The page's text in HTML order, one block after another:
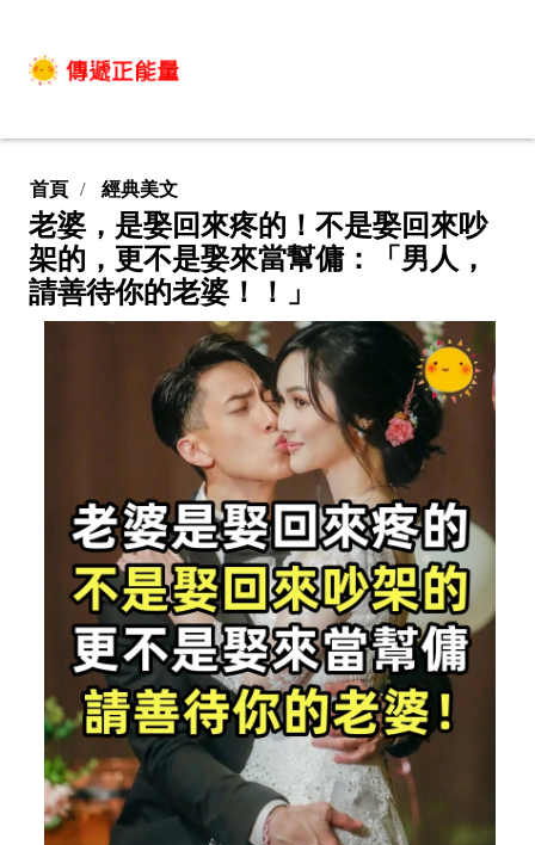
首頁 經典美文
老婆，是娶回來疼的！不是娶回來吵
架的，更不是娶來當幫傭：「男人，
請善待你的老婆！！」